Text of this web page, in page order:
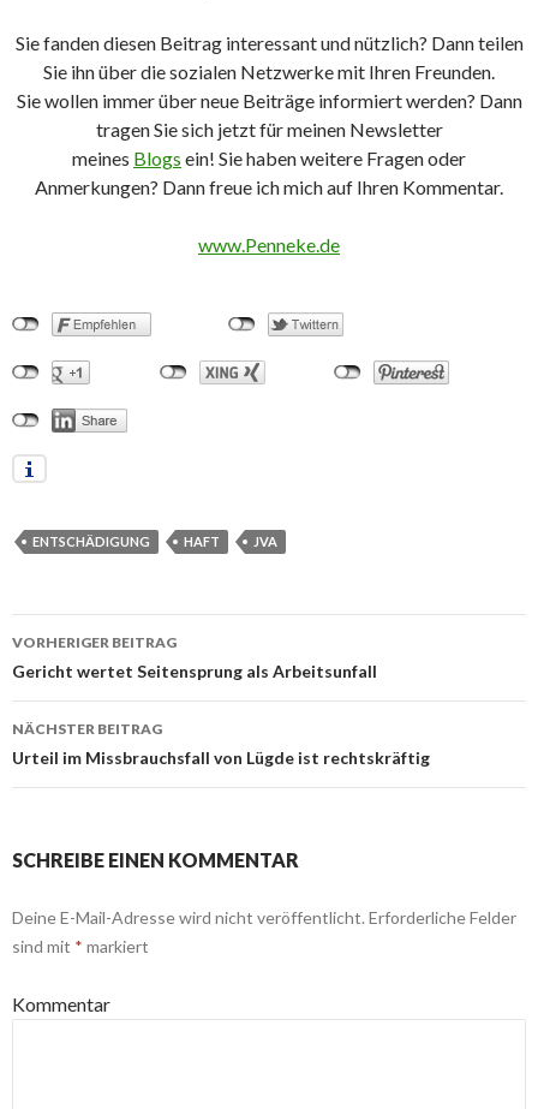
Sie fanden diesen Beitrag interessant und nützlich? Dann teilen
Sie ihn über die sozialen Netzwerke mit Ihren Freunden.
Sie wollen immer über neue Beiträge informiert werden? Dann
tragen Sie sich jetzt für meinen Newsletter
meines Blogs ein! Sie haben weitere Fragen oder
Anmerkungen? Dann freue ich mich auf Ihren Kommentar.
www.Penneke.de
ENTSCHÄDIGUNG HAFT JVA
Beitrags-
Navigation
VORHERIGER BEITRAG
Gericht wertet Seitensprung als Arbeitsunfall
NÄCHSTER BEITRAG
Urteil im Missbrauchsfall von Lügde ist rechtskräftig
SCHREIBE EINEN KOMMENTAR
Deine E-Mail-Adresse wird nicht veröffentlicht. Erforderliche Felder
sind mit * markiert
Kommentar